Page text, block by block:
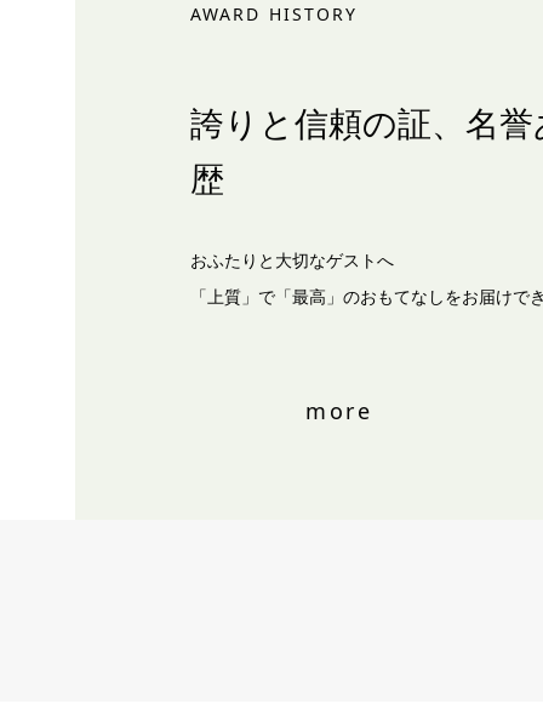
AWARD HISTORY
誇りと信頼の証、 名誉
歴
おふたりと大切なゲストへ
「上質」で「最高」のおもてなしをお届けで
more